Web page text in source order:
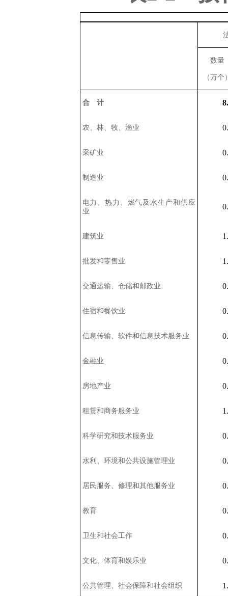
数量
（万个
合 计
农、林、牧、渔业
采矿业
制造业
电力、热力、燃气及水生产和供应
业
建筑业
批发和零售业
交通运输、仓储和邮政业
住宿和餐饮业
信息传输、软件和信息技术服务业
金融业
房地产业
租赁和商务服务业
科学研究和技术服务业
水利、环境和公共设施管理业
居民服务、修理和其他服务业
教育
卫生和社会工作
文化、体育和娱乐业
公共管理、社会保障和社会组织